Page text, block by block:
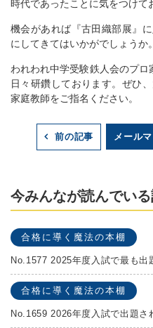
時代であったことに気をつけて
機会があれば『古田織部展』
にしてきてはいかがでしょうか。
われわれ中学受験鉄人会のプ
日々研鑽しております。ぜひ
家庭教師をご指名ください。
前の記事 メール
今みんなが読んでい
合格に導く魔法の本棚
No.1577 2025年度入試で最も出
合格に導く魔法の本棚